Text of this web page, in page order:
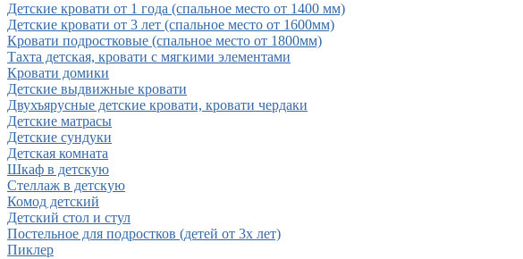
Детские кровати от 1 года (спальное место от 1400 мм)
Детские кровати от 3 лет (спальное место от 1600мм)
Кровати подростковые (спальное место от 1800мм)
Тахта детская, кровати с мягкими элементами
Кровати домики
Детские выдвижные кровати
Двухъярусные детские кровати, кровати чердаки
Детские матрасы
Детские сундуки
Детская комната
Шкаф в детскую
Стеллаж в детскую
Комод детский
Детский стол и стул
Постельное для подростков (детей от 3х лет)
Пиклер